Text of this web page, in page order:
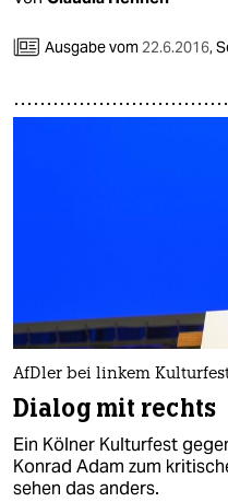
Ausgabe vom 22.6.2016,
AfDler bei linkem
Dialog mit rechts
Ein Kölner Kulturfest
Konrad Adam zum
sehen das anders.